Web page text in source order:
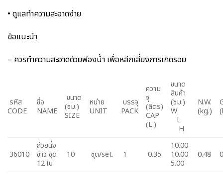
• ดูแลทำความสะอาดง่าย
ข้อแนะนำ
– ควรทำความสะอาดด้วยฟองน้ำ เพื่อหลีกเลี่ยงการเกิดรอย
รหัส
CODE
ชื่อ
NAME
ขนาด
(ซม.)
SIZE
หน่าย
UNIT
บรรจุ
PACK
ความ
จุ
(ลิตร)
CAP.
(L.)
ขนาด
สินค้า
(ซม.)
W
L
H
N.W.
(kg.)
36010
ถ้วยนึ่ง
ข้าว ชุด
12 ใบ
10 ชุด/set. 1 0.35
10.00
10.00
5.00
0.48